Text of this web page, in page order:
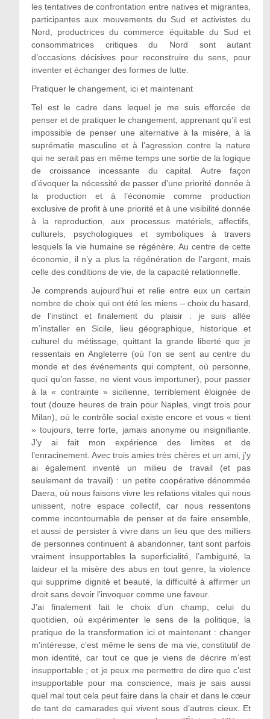
les tentatives de confrontation entre natives et migrantes,
participantes aux mouvements du Sud et activistes du
Nord, productrices du commerce équitable du Sud et
consommatrices critiques du Nord sont autant
d’occasions décisives pour reconstruire du sens, pour
inventer et échanger des formes de lutte.
Pratiquer le changement, ici et maintenant
Tel est le cadre dans lequel je me suis efforcée de
penser et de pratiquer le changement, apprenant qu’il est
impossible de penser une alternative à la misère, à la
suprématie masculine et à l’agression contre la nature
qui ne serait pas en même temps une sortie de la logique
de croissance incessante du capital. Autre façon
d’évoquer la nécessité de passer d’une priorité donnée à
la production et à l’économie comme production
exclusive de profit à une priorité et à une visibilité donnée
à la reproduction, aux processus matériels, affectifs,
culturels, psychologiques et symboliques à travers
lesquels la vie humaine se régénère. Au centre de cette
économie, il n’y a plus la régénération de l’argent, mais
celle des conditions de vie, de la capacité relationnelle.
Je comprends aujourd’hui et relie entre eux un certain
nombre de choix qui ont été les miens – choix du hasard,
de l’instinct et finalement du plaisir : je suis allée
m’installer en Sicile, lieu géographique, historique et
culturel du métissage, quittant la grande liberté que je
ressentais en Angleterre (où l’on se sent au centre du
monde et des événements qui comptent, où personne,
quoi qu’on fasse, ne vient vous importuner), pour passer
à la « contrainte » sicilienne, terriblement éloignée de
tout (douze heures de train pour Naples, vingt trois pour
Milan), où le contrôle social existe encore et vous « tient
» toujours, terre forte, jamais anonyme ou insignifiante.
J’y ai fait mon expérience des limites et de
l’enracinement. Avec trois amies très chères et un ami, j’y
ai également inventé un milieu de travail (et pas
seulement de travail) : un petite coopérative dénommée
Daera, où nous faisons vivre les relations vitales qui nous
unissent, notre espace collectif, car nous ressentons
comme incontournable de penser et de faire ensemble,
et aussi de persister à vivre dans un lieu que des milliers
de personnes continuent à abandonner, tant sont parfois
vraiment insupportables la superficialité, l’ambiguïté, la
laideur et la misère des abus en tout genre, la violence
qui supprime dignité et beauté, la difficulté à affirmer un
droit sans devoir l’invoquer comme une faveur.
J’ai finalement fait le choix d’un champ, celui du
quotidien, où expérimenter le sens de la politique, la
pratique de la transformation ici et maintenant : changer
m’intéresse, c’est même le sens de ma vie, constitutif de
mon identité, car tout ce que je viens de décrire m’est
insupportable ; et je peux me permettre de dire que c’est
insupportable pour ma conscience, mais je sais aussi
quel mal tout cela peut faire dans la chair et dans le cœur
de tant de camarades qui vivent sous d’autres cieux. Et